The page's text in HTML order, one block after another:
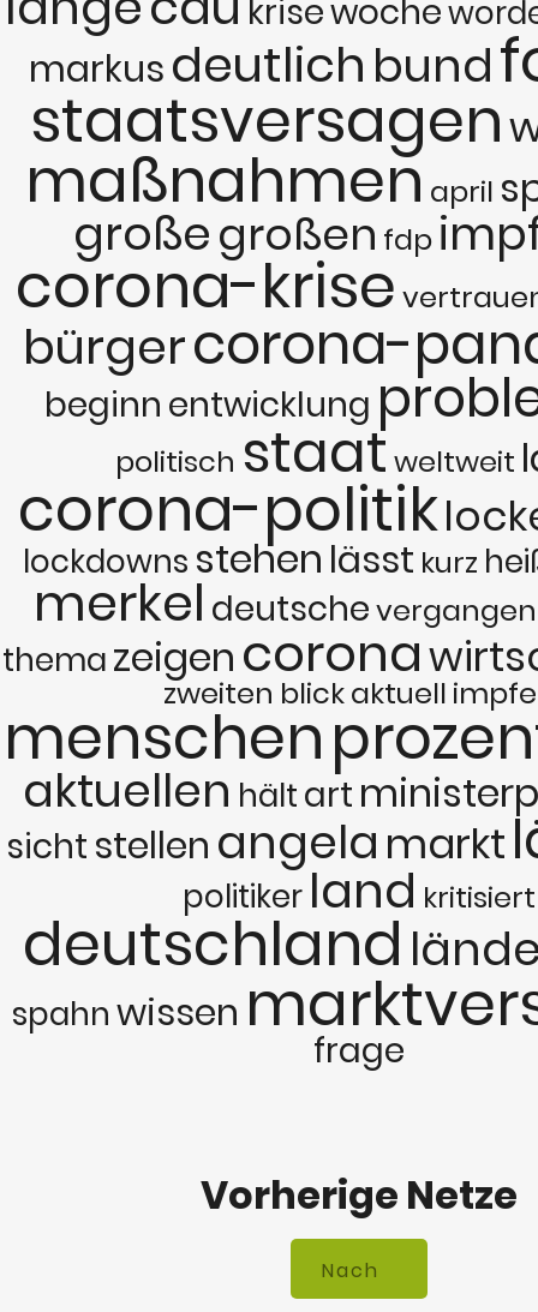
krisewoche
markusdeutlich bund
staatsversagen
maßnahmen april
großegroßen fdp
corona-krise
bürgercorona-
beginn entwicklung
politisch staat weltweit
corona-politik
lockdowns stehen lässt kurz
merkel deutsche
themazeigen corona
zweiten blickaktuell
menschen
aktuellen hältart
sicht stellen angela markt
politiker land kritisiert
deutschland
spahnwissen
frage
Vorherige Netze